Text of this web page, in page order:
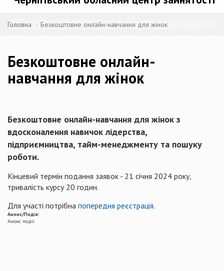
Головна Безкоштовне онлайн-навчання для жінок
Безкоштовне онлайн-
навчання для жінок
Безкоштовне онлайн-навчання для жінок з
вдосконалення навичок лідерства,
підприємництва, тайм-менеджменту та пошуку
роботи.
Кінцевий термін подання заявок - 21 січня 2024 року,
тривалість курсу 20 годин.
Для участі потрібна попередня реєстрація.
Анонс/Подія:
Анонс події